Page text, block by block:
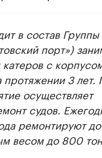
в состав Группы
порт»)
с
протяжении 3
осуществляет
судов.
ремонтируют
весом до 800